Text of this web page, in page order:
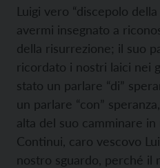
Luigi vero “discepolo
avermi insegnato a
della risurrezione; il suo
ricordato i nostri laici nei
stato un parlare “di”
un parlare “con”
alta del suo camminare in
Continui, caro vescovo
nostro sguardo, perché il